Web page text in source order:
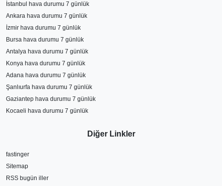
İstanbul hava durumu 7 günlük
Ankara hava durumu 7 günlük
İzmir hava durumu 7 günlük
Bursa hava durumu 7 günlük
Antalya hava durumu 7 günlük
Konya hava durumu 7 günlük
Adana hava durumu 7 günlük
Şanlıurfa hava durumu 7 günlük
Gaziantep hava durumu 7 günlük
Kocaeli hava durumu 7 günlük
Diğer Linkler
fastinger
Sitemap
RSS bugün iller